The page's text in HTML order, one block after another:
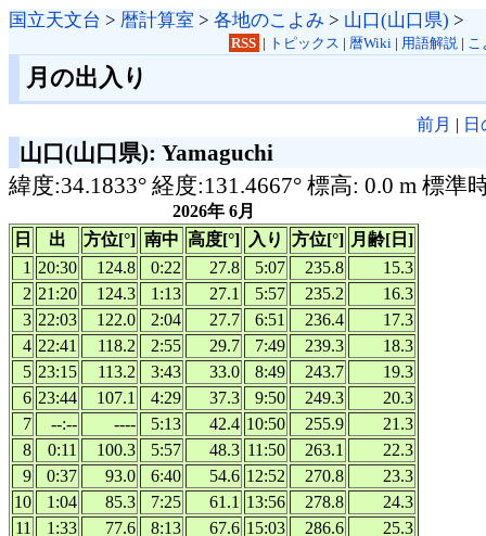
国立天文台 > 暦計算室 > 各地のこよみ > 山口(山口県) >
RSS | トピックス | 暦Wiki| 用語解説| こ
月の出入り
前月 |
山口(山口県): Yamaguchi
緯度:34.1833° 経度:131.4667° 標高: 0.0 m 標準
2026年 6月
日
出 方位[°] 南中 高度[°] 入り 方位[°] 月齢[日]
1 20:30 124.8 0:22 27.8 5:07 235.8
15.3
2 21:20 124.3 1:13 27.1 5:57 235.2
16.3
3 22:03 122.0 2:04 27.7 6:51 236.4
17.3
4 22:41 118.2 2:55 29.7 7:49 239.3
18.3
5 23:15 113.2 3:43 33.0 8:49 243.7
19.3
6 23:44 107.1 4:29 37.3 9:50 249.3
20.3
7
--:-- ---- 5:13 42.4 10:50 255.9
21.3
8
0:11 100.3 5:57 48.3 11:50 263.1
22.3
9
0:37 93.0 6:40 54.6 12:52 270.8
23.3
10
1:04 85.3 7:25 61.1 13:56 278.8
24.3
11
1:33 77.6 8:13 67.6 15:03 286.6
25.3